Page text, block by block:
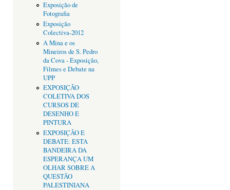
Exposição de
Fotografia
Exposição
Colectiva-2012
A Mina e os
Mineiros de S. Pedro
da Cova - Exposição,
Filmes e Debate na
UPP
EXPOSIÇÃO
COLETIVA DOS
CURSOS DE
DESENHO E
PINTURA
EXPOSIÇÃO E
DEBATE: ESTA
BANDEIRA DA
ESPERANÇA UM
OLHAR SOBRE A
QUESTÃO
PALESTINIANA